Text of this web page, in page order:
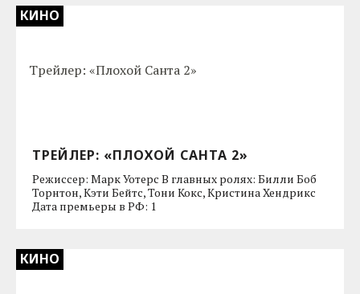
КИНО
ТРЕЙЛЕР: «ПЛОХОЙ САНТА 2»
Режиссер: Марк Уотерс В главных ролях: Билли Боб
Торнтон, Кэти Бейтс, Тони Кокс, Кристина Хендрикс
Дата премьеры в РФ: 1
КИНО